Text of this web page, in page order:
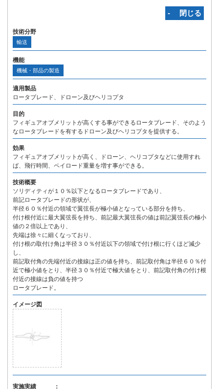
‐ 閉じる
技術分野
輸送
機能
機械・部品の製造
適用製品
ロータブレード、ドローン及びヘリコプタ
目的
フィギュアオブメリットが高くする事ができるロータブレード、そのよう
なロータブレードを有するドローン及びヘリコプタを提供する。
効果
フィギュアオブメリットが高く、ドローン、ヘリコプタなどに使用すれ
ば、飛行時間、ペイロード重量を増す事ができる。
技術概要
ソリディティが１０％以下となるロータブレードであり、
前記ロータブレードの形状が、
半径６０％付近の領域で翼弦長が極小値となっている部分を持ち、
付け根付近に最大翼弦長を持ち、前記最大翼弦長の値は前記翼弦長の極小
値の２倍以上であり、
先端は徐々に細くなっており、
付け根の取付け角は半径３０％付近以下の領域で付け根に行くほど減少
し、
前記取付角の先端付近の接線は正の値を持ち、前記取付角は半径６０％付
近で極小値をとり、半径３０％付近で極大値をとり、前記取付角の付け根
付近の接線は負の値を持つ
ロータブレード。
イメージ図
実施実績 ：